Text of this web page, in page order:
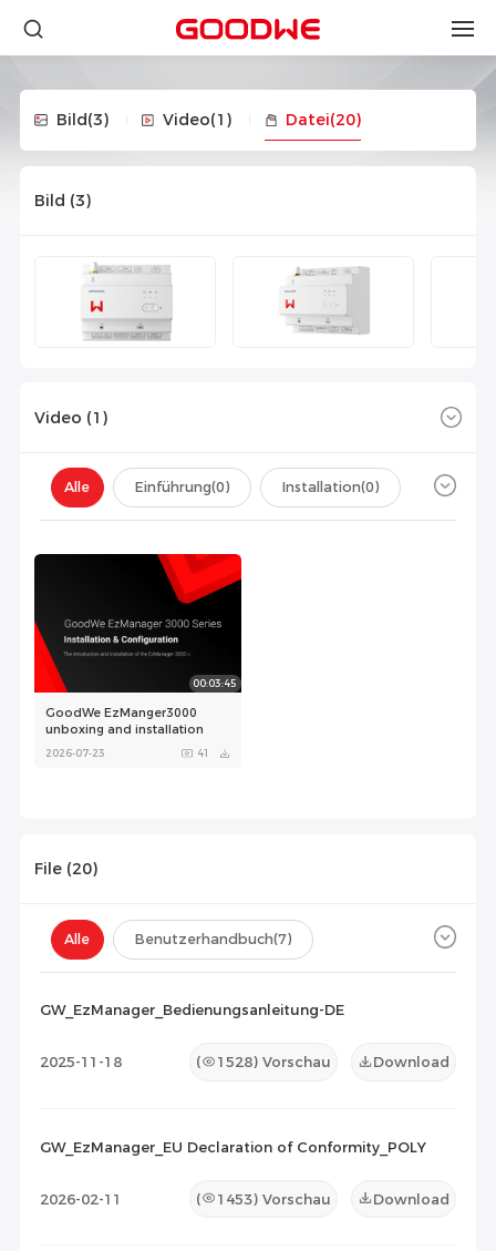
Bild(3) Video(1) Datei(20)
Bild (3)
Video (1 )
Alle Einführung(0) Installation(0)
00:03:45
GoodWe EzManger3000
unboxing and installation
2026-07-23 41
File (20)
Alle Benutzerhandbuch(7)
GW_EzManager_Bedienungsanleitung-DE
2025-11-18 ( 1528) Vorschau Download
GW_EzManager_EU Declaration of Conformity_POLY
2026-02-11 ( 1453) Vorschau Download